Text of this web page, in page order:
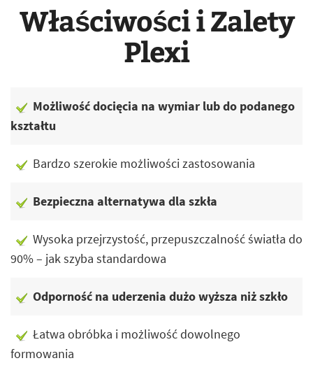
Właściwości i Zalety
Plexi
Możliwość docięcia na wymiar lub do podanego
kształtu
Bardzo szerokie możliwości zastosowania
Bezpieczna alternatywa dla szkła
Wysoka przejrzystość, przepuszczalność światła do
90% – jak szyba standardowa
Odporność na uderzenia dużo wyższa niż szkło
Łatwa obróbka i możliwość dowolnego
formowania